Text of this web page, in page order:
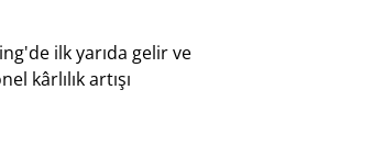
ilk yarıda gelir ve
kârlılık artışı